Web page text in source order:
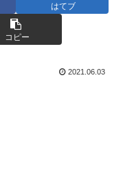
はてブ
コピー
2021.06.03